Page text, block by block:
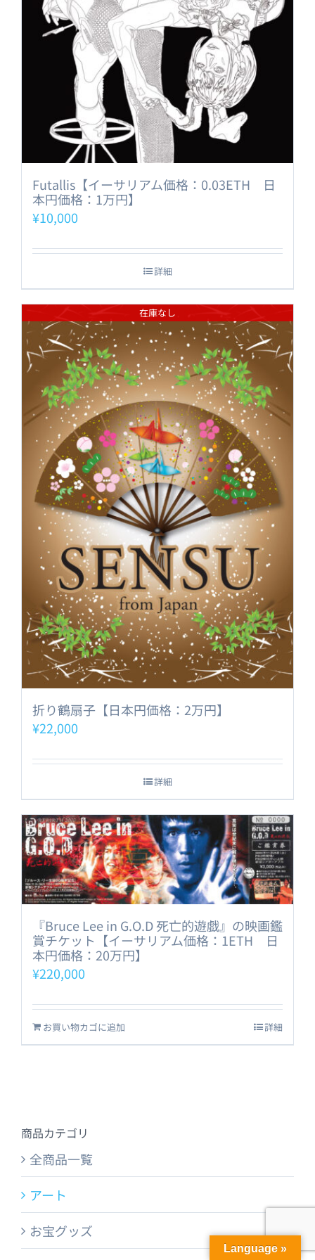
Futallis【イーサリアム価格：0.03ETH 日
本円価格：1万円】
¥10,000
詳細
在庫なし
折り鶴扇子【日本円価格：2万円】
¥22,000
詳細
『Bruce Lee in G.O.D 死亡的遊戯』の映画鑑
賞チケット【イーサリアム価格：1ETH 日
本円価格：20万円】
¥220,000
お買い物カゴに追加 詳細
商品カテゴリ
全商品一覧
アート
お宝グッズ
Language »